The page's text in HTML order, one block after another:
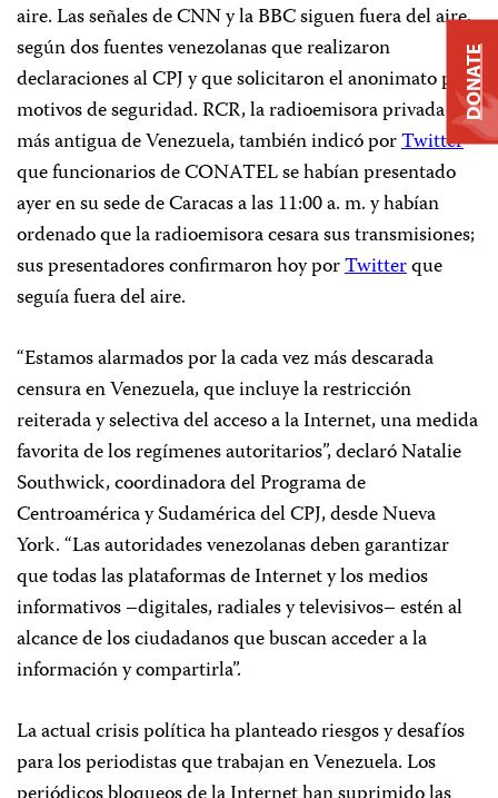
aire. Las señales de CNN y la BBC siguen fuera del aire,
según dos fuentes venezolanas que realizaron
declaraciones al CPJ y que solicitaron el anonimato por
motivos de seguridad. RCR, la radioemisora privada
más antigua de Venezuela, también indicó porTwitter
que funcionarios de CONATEL se habían presentado
ayer en su sede de Caracas a las 11:00 a. m. y habían
ordenado que la radioemisora cesara sus transmisiones;
sus presentadores confirmaron hoy porTwitterque
seguía fuera del aire.
“Estamos alarmados por la cada vez más descarada
censura en Venezuela, que incluye la restricción
reiterada y selectiva del acceso a la Internet, una medida
favorita de los regímenes autoritarios”, declaró Natalie
Southwick, coordinadora del Programa de
Centroamérica y Sudamérica del CPJ, desde Nueva
York. “Las autoridades venezolanas deben garantizar
que todas las plataformas de Internet y los medios
informativos –digitales, radiales y televisivos– estén al
alcance de los ciudadanos que buscan acceder a la
información y compartirla”.
La actual crisis política ha planteado riesgos y desafíos
para los periodistas que trabajan en Venezuela. Los
DONATE